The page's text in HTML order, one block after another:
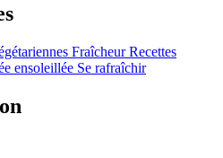
Fraîcheur Recettes
ensoleillée Se rafraîchir